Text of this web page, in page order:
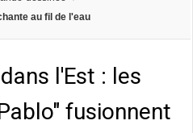
au fil de l'eau
l'Est : les
fusionnent